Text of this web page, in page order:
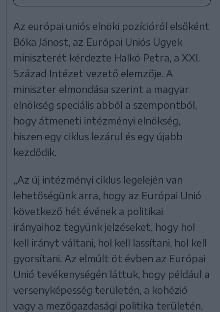
Az európai uniós elnöki pozícióról elsőként
Bóka Jánost, az Európai Uniós Ügyek
miniszterét kérdezte Halkó Petra, a XXI.
Század Intézet vezető elemzője. A
miniszter elmondása szerint a magyar
elnökség speciális abból a szempontból,
hogy átmeneti intézményi elnökség,
hiszen egy ciklus lezárul és egy újabb
kezdődik.
„Az új intézményi ciklus legelején van
lehetőségünk arra, hogy az Európai Unió
következő hét évének a politikai
irányaihoz tegyünk jelzéseket, hogy hol
kell irányt váltani, hol kell lassítani, hol kell
gyorsítani. Az elmúlt öt évben az Európai
Unió tevékenységén láttuk, hogy például a
versenyképesség területén, a kohézió
vagy a mezőgazdasági politika területén,